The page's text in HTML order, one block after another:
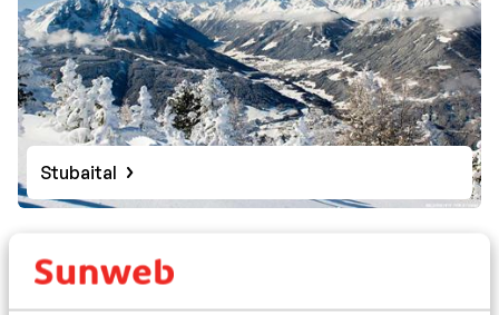
Stubaital